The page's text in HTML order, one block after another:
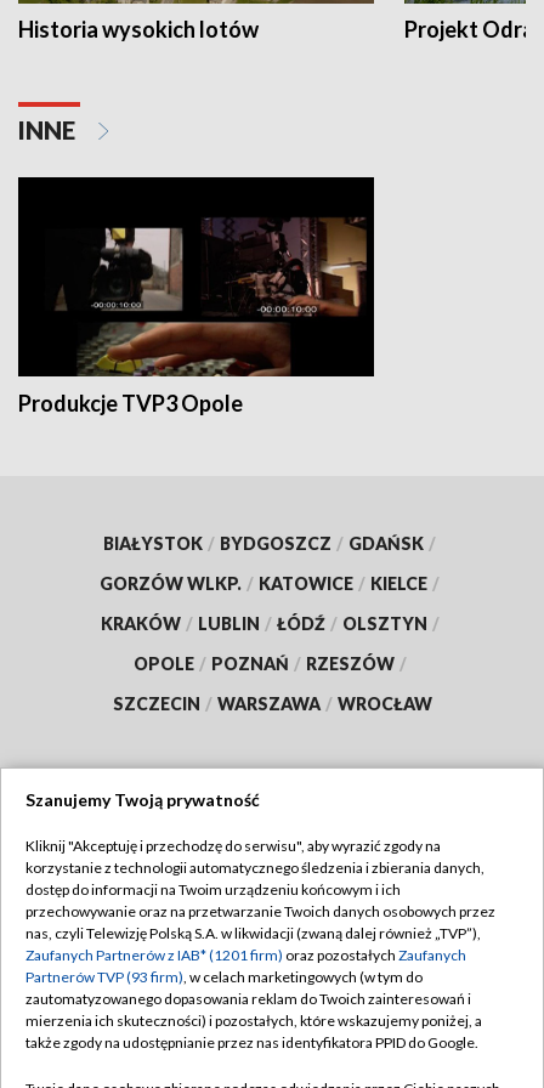
Historia wysokich lotów Projekt Odra
INNE
Produkcje TVP3 Opole
BIAŁYSTOK / BYDGOSZCZ / GDAŃSK /
GORZÓW WLKP. / KATOWICE / KIELCE /
KRAKÓW / LUBLIN / ŁÓDŹ / OLSZTYN /
OPOLE / POZNAŃ / RZESZÓW /
SZCZECIN / WARSZAWA / WROCŁAW
TVP
Abonament TVP
Emisja w TVP
Centrum informacji TVP
Naziemna Telewizja Cyfrowa
Regulamin TVP
Polityka prywatności
Moje zgody
Pomoc
Szanujemy Twoją prywatność
Kliknij "Akceptuję i przechodzę do serwisu", aby wyrazić zgody na
korzystanie z technologii automatycznego śledzenia i zbierania danych,
dostęp do informacji na Twoim urządzeniu końcowym i ich
przechowywanie oraz na przetwarzanie Twoich danych osobowych przez
nas, czyli Telewizję Polską S.A. w likwidacji (zwaną dalej również „TVP”),
Zaufanych Partnerów z IAB* (1201 firm) oraz pozostałych Zaufanych
Partnerów TVP (93 firm), w celach marketingowych (w tym do
zautomatyzowanego dopasowania reklam do Twoich zainteresowań i
mierzenia ich skuteczności) i pozostałych, które wskazujemy poniżej, a
także zgody na udostępnianie przez nas identyfikatora PPID do Google.